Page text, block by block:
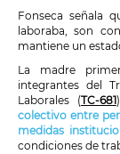
Fonseca señala
laboraba, son
mantiene un
La madre
integrantes del
Laborales (TC-681
colectivo entre
medidas
condiciones de